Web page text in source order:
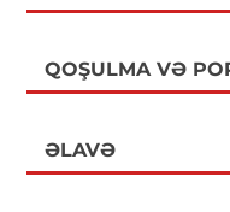
QOŞULMA VƏ
ƏLAVƏ